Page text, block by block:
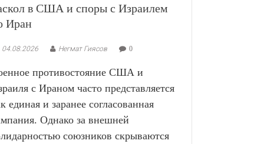
в США и споры с Израилем
Иран
04.08.2026 Негмат Гиясов 0
противостояние США и
с Ираном часто представляется
единая и заранее согласованная
Однако за внешней
союзников скрываются